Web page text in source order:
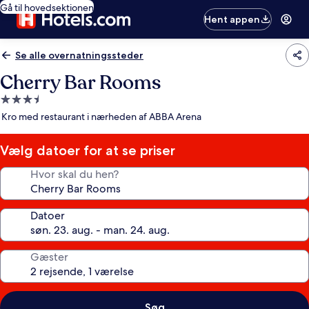
Gå til hovedsektionen
Hent appen
Se alle overnatningssteder
Cherry Bar Rooms
3.5-
stjernet
Kro med restaurant i nærheden af ABBA Arena
Vælg datoer for at se priser
Hvor skal du hen?
Datoer
Gæster